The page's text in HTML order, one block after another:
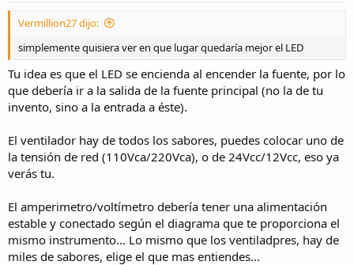
Vermillion27 dijo:
simplemente quisiera ver en que lugar quedaría mejor el LED
Tu idea es que el LED se encienda al encender la fuente, por lo
que debería ir a la salida de la fuente principal (no la de tu
invento, sino a la entrada a éste).
El ventilador hay de todos los sabores, puedes colocar uno de
la tensión de red (110Vca/220Vca), o de 24Vcc/12Vcc, eso ya
verás tu.
El amperimetro/voltímetro debería tener una alimentación
estable y conectado según el diagrama que te proporciona el
mismo instrumento... Lo mismo que los ventiladpres, hay de
miles de sabores, elige el que mas entiendes...